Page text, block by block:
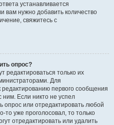
устанавливается
вам нужно добавить количество
свяжитесь с
опрос?
редактироваться только их
Для
первого сообщения
ним. Если никто не успел
опрос или отредактировать любой
то уже проголосовал, то только
отредактировать или удалить